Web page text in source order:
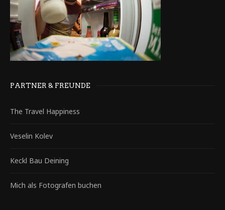
PARTNER & FREUNDE
The Travel Happiness
Veselin Kolev
Keckl Bau Deining
Mich als Fotografen buchen